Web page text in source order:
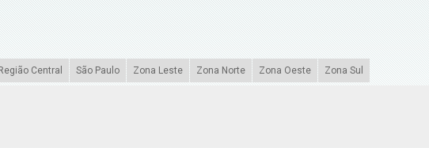
Região Central São Paulo Zona Leste Zona Norte Zona Oeste Zona Sul